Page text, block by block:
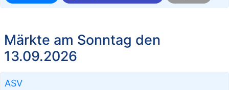
Märkte am Sonntag den
13.09.2026
ASV